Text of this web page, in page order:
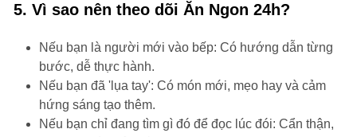
5. Vì sao nên theo dõi Ăn Ngon 24h?
Nếu bạn là người mới vào bếp: Có hướng dẫn từng
bước, dễ thực hành.
Nếu bạn đã 'lụa tay': Có món mới, mẹo hay và cảm
hứng sáng tạo thêm.
Nếu bạn chỉ đang tìm gì đó để đọc lúc đói: Cẩn thận,